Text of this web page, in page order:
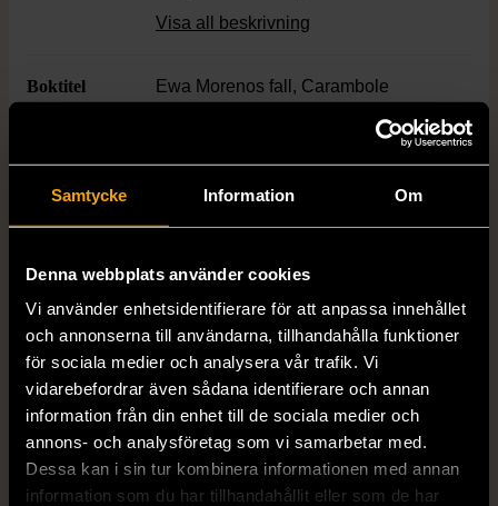
Samtycke Information Om
Denna webbplats använder cookies
Vi använder enhetsidentifierare för att anpassa innehållet
och annonserna till användarna, tillhandahålla funktioner
för sociala medier och analysera vår trafik. Vi
vidarebefordrar även sådana identifierare och annan
information från din enhet till de sociala medier och
annons- och analysföretag som vi samarbetar med.
Dessa kan i sin tur kombinera informationen med annan
information som du har tillhandahållit eller som de har
kriminalroman och välskrivet mysterium.
Visa all beskrivning
Boktitel Ewa Morenos fall, Carambole
Skick Mycket gott skick
Produkten är sparsamt använd, är av fin
kvalitet och ska inte ha några skador eller
förslitningar.
Läs mer om hur vi bedömer